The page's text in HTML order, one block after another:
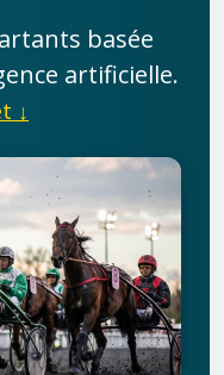
basée
artificielle.
↓